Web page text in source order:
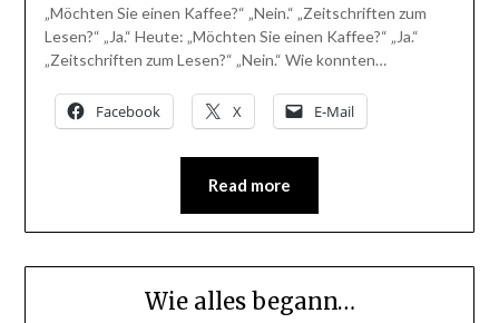
„Möchten Sie einen Kaffee?“ „Nein.“ „Zeitschriften zum
Lesen?“ „Ja.“ Heute: „Möchten Sie einen Kaffee?“ „Ja.“
„Zeitschriften zum Lesen?“ „Nein.“ Wie konnten…
Facebook X E-Mail
Read more
Wie alles begann…